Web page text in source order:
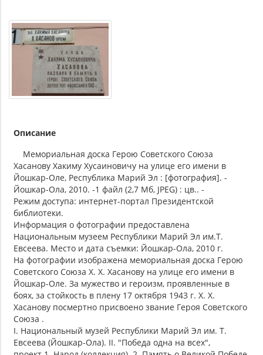
Описание
Мемориальная доска Герою Советского Союза
Хасанову Хакиму Хусаиновичу на улице его имени в
Йошкар-Оле, Республика Марий Эл : [фотография]. -
Йошкар-Ола, 2010. -1 файл (2,7 Мб, JPEG) : цв.. -
Режим доступа: интернет-портал Президентской
библиотеки.
Информация о фотографии предоставлена
Национальным музеем Республики Марий Эл им.Т.
Евсеева. Место и дата съемки: Йошкар-Ола, 2010 г.
На фотографии изображена мемориальная доска Герою
Советского Союза Х. Х. Хасанову на улице его имени в
Йошкар-Оле. За мужество и героизм, проявленные в
боях, за стойкость в плену 17 октября 1943 г. Х. Х.
Хасанову посмертно присвоено звание Героя Советского
Союза .
I. Национальный музей Республики Марий Эл им. Т.
Евсеева (Йошкар-Ола). II. "Победа одна на всех",